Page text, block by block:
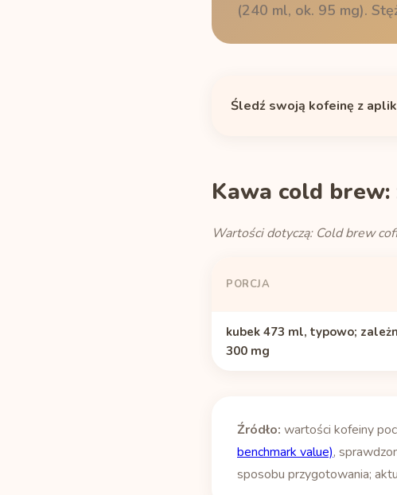
(240 ml, ok. 95 mg).
Śledź swoją kofeinę z
Kawa cold
Wartości dotyczą: Cold brew
PORCJA
kubek 473 ml, typowo;
300 mg
Źródło: wartości kofeiny
benchmark value),
sposobu przygotowania;